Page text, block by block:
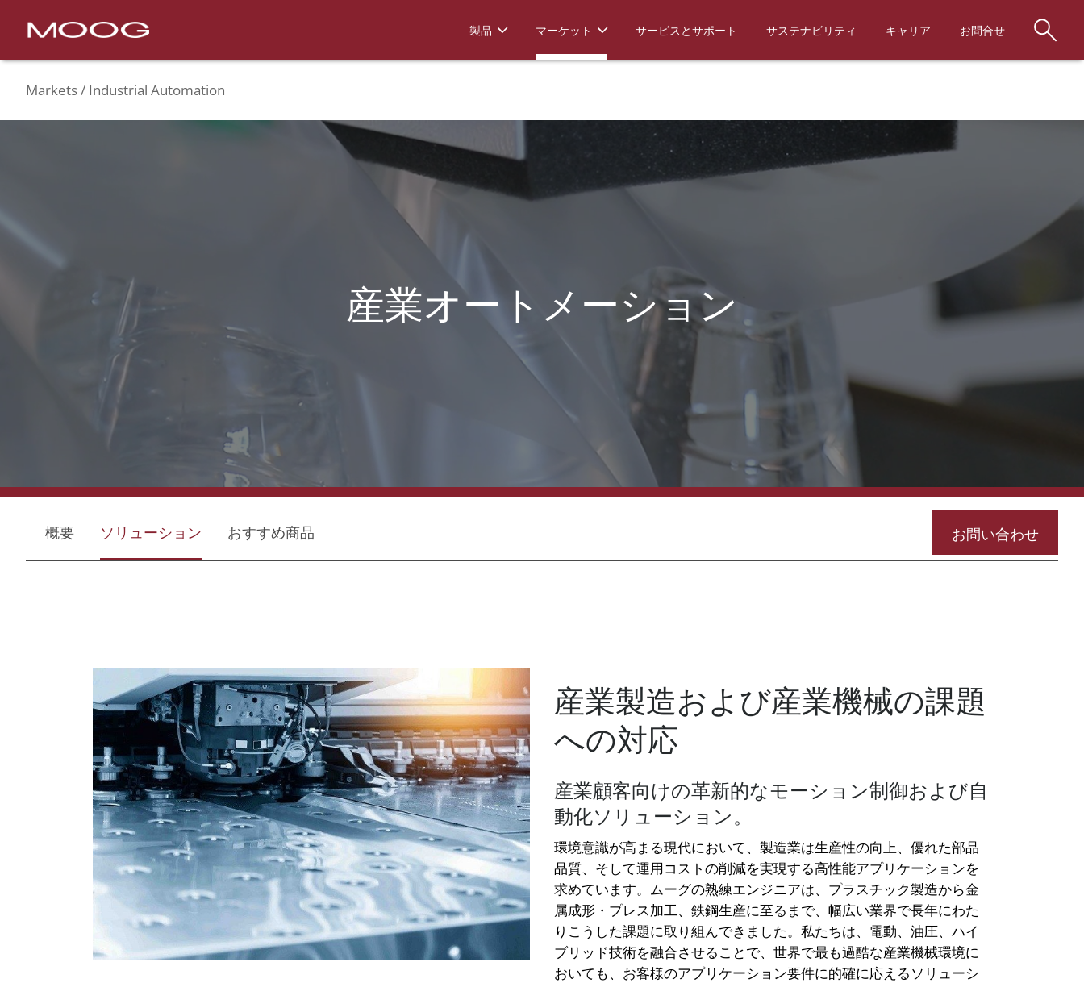
製品 マーケット サービスとサポート サステナビリティ キャリア お問合せ
Markets Industrial Automation
産業オートメーション
概要 ソリューション おすすめ商品 お問い合わせ
産業製造および産業機械の課題
への対応
産業顧客向けの革新的なモーション制御および自
動化ソリューション。
環境意識が高まる現代において、製造業は生産性の向上、優れた部品
品質、そして運用コストの削減を実現する高性能アプリケーションを
求めています。ムーグの熟練エンジニアは、プラスチック製造から金
属成形・プレス加工、鉄鋼生産に至るまで、幅広い業界で長年にわた
りこうした課題に取り組んできました。私たちは、電動、油圧、ハイ
ブリッド技術を融合させることで、世界で最も過酷な産業機械環境に
おいても、お客様のアプリケーション要件に的確に応えるソリューシ